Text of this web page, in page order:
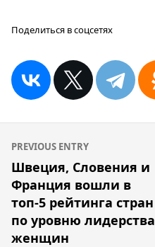
Поделиться в соцсетях
Навигация
по
записям
PREVIOUS ENTRY
Швеция, Словения и
Франция вошли в
топ-5 рейтинга стран
по уровню лидерства
женщин